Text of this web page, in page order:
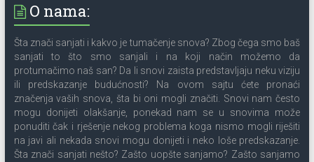
O nama:
Šta znači sanjati i kakvo je tumačenje snova? Zbog čega smo baš
sanjati to što smo sanjali i na koji način možemo da
protumačimo naš san? Da li snovi zaista predstavljaju neku viziju
ili predskazanje budućnosti? Na ovom sajtu ćete pronaći
značenja vaših snova, šta bi oni mogli značiti. Snovi nam često
mogu donijeti olakšanje, ponekad nam se u snovima može
ponuditi čak i rješenje nekog problema koga nismo mogli riješiti
na javi ali nekada snovi mogu donijeti i neko loše predskazanje.
Šta znači sanjati nešto? Zašto uopšte sanjamo? Zašto sanjamo